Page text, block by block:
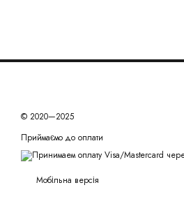
© 2020—2025
Приймаємо до оплати
Мобільна версія